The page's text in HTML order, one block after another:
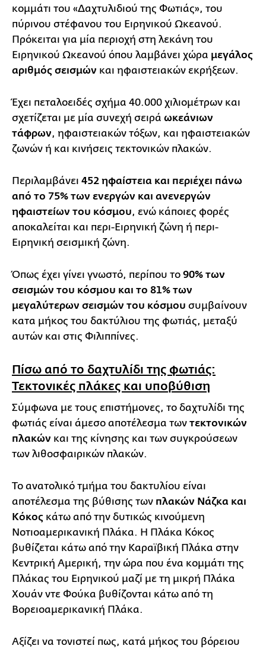
κομμάτι του «Δαχτυλιδιού της Φωτιάς», του
πύρινου στέφανου του Ειρηνικού Ωκεανού.
Πρόκειται για μία περιοχή στη λεκάνη του
Ειρηνικού Ωκεανού όπου λαμβάνει χώρα μεγάλος
αριθμός σεισμών και ηφαιστειακών εκρήξεων.
Έχει πεταλοειδές σχήμα 40.000 χιλιομέτρων και
σχετίζεται με μία συνεχή σειρά ωκεάνιων
τάφρων, ηφαιστειακών τόξων, και ηφαιστειακών
ζωνών ή και κινήσεις τεκτονικών πλακών.
Περιλαμβάνει 452 ηφαίστεια και περιέχει πάνω
από το 75% των ενεργών και ανενεργών
ηφαιστείων του κόσμου, ενώ κάποιες φορές
αποκαλείται και περι-Ειρηνική ζώνη ή περι-
Ειρηνική σεισμική ζώνη.
Όπως έχει γίνει γνωστό, περίπου το 90% των
σεισμών του κόσμου και το 81% των
μεγαλύτερων σεισμών του κόσμου συμβαίνουν
κατα μήκος του δακτύλιου της φωτιάς, μεταξύ
αυτών και στις Φιλιππίνες.
Πίσω από το δαχτυλίδι της φωτιάς:
Τεκτονικές πλάκες και υποβύθιση
Σύμφωνα με τους επιστήμονες, το δαχτυλίδι της
φωτιάς είναι άμεσο αποτέλεσμα των τεκτονικών
πλακών και της κίνησης και των συγκρούσεων
των λιθοσφαιρικών πλακών.
Το ανατολικό τμήμα του δακτυλίου είναι
αποτέλεσμα της βύθισης των πλακών Νάζκα και
Κόκος κάτω από την δυτικώς κινούμενη
Νοτιοαμερικανική Πλάκα. Η Πλάκα Κόκος
βυθίζεται κάτω από την Καραϊβική Πλάκα στην
Κεντρική Αμερική, την ώρα που ένα κομμάτι της
Πλάκας του Ειρηνικού μαζί με τη μικρή Πλάκα
Χουάν ντε Φούκα βυθίζονται κάτω από τη
Βορειοαμερικανική Πλάκα.
Αξίζει να τονιστεί πως, κατά μήκος του βόρειου